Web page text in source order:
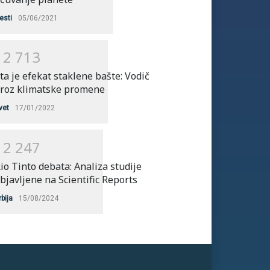
05/06/2021
2 71 3
je efekat staklene bašte: Vodič
klimatske promene
17/01/2022
2 247
Tinto debata: Analiza studije
na Scientific Reports
15/08/2024